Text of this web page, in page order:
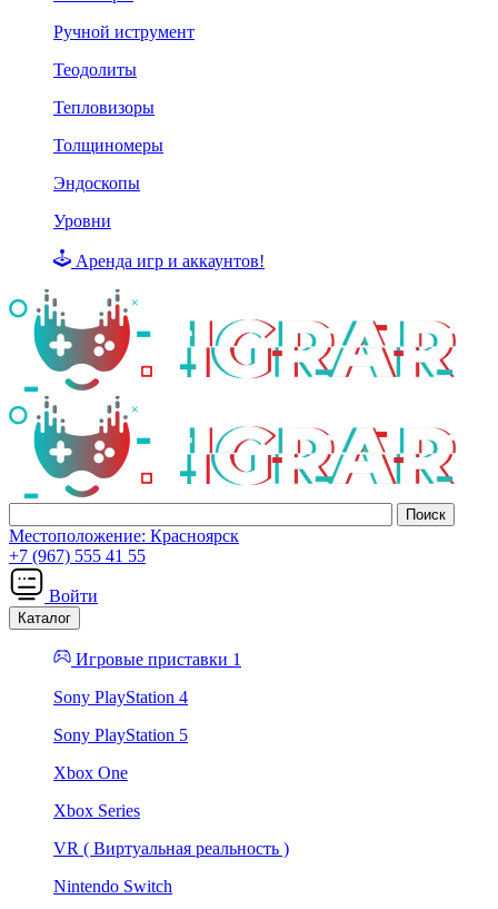
Ручной иструмент
Теодолиты
Тепловизоры
Толщиномеры
Эндоскопы
Уровни
Аренда игр и аккаунтов!
Местоположение: Красноярск
+7 (967) 555 41 55
Войти
Каталог
Игровые приставки 1
Sony PlayStation 4
Sony PlayStation 5
Xbox One
Xbox Series
VR ( Виртуальная реальность )
Nintendo Switch